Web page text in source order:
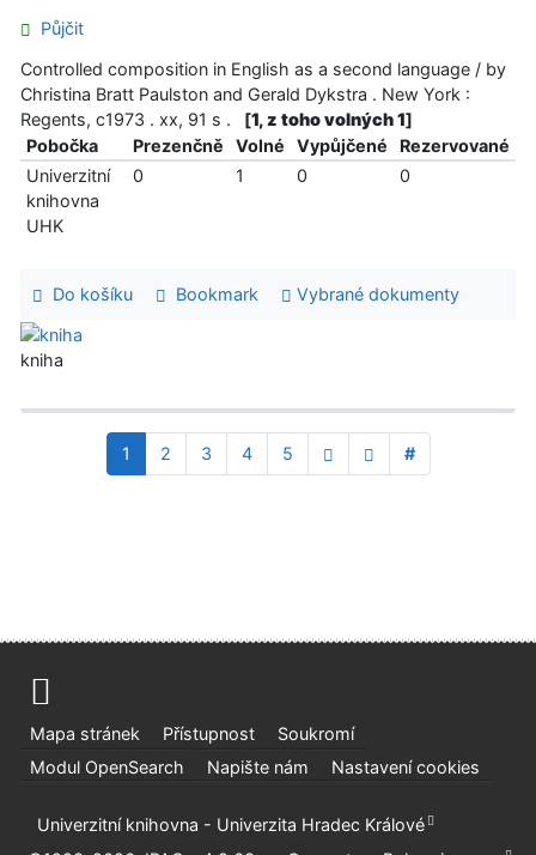
Půjčit
Controlled composition in English as a second language / by
Christina Bratt Paulston and Gerald Dykstra . New York :
Regents, c1973 . xx, 91 s .
[1, z toho volných 1]
Pobočka
Prezenčně Volné Vypůjčené
Rezervované
Univerzitní
knihovna
UHK
0 1 0 0
Do košíku Bookmark Vybrané dokumenty
kniha
1 2 3 4 5 #
Mapa stránek Přístupnost
Soukromí
Modul OpenSearch
Napište nám Nastavení cookies
Univerzitní knihovna - Univerzita Hradec Králové